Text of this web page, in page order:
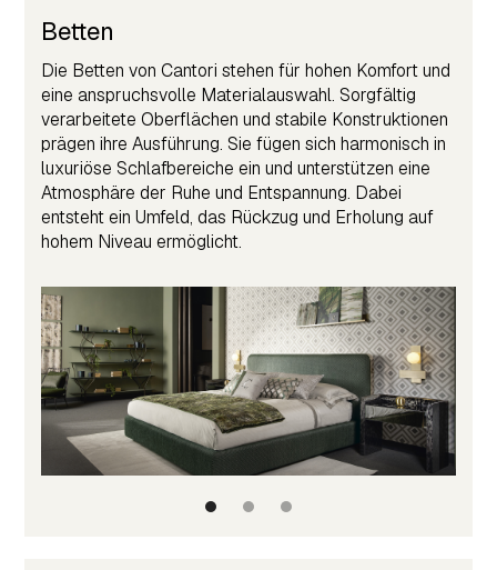
Betten
Die Betten von Cantori stehen für hohen Komfort und
eine anspruchsvolle Materialauswahl. Sorgfältig
verarbeitete Oberflächen und stabile Konstruktionen
prägen ihre Ausführung. Sie fügen sich harmonisch in
luxuriöse Schlafbereiche ein und unterstützen eine
Atmosphäre der Ruhe und Entspannung. Dabei
entsteht ein Umfeld, das Rückzug und Erholung auf
hohem Niveau ermöglicht.